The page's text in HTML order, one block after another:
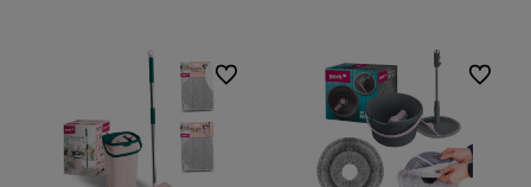
Do ulubionych Do